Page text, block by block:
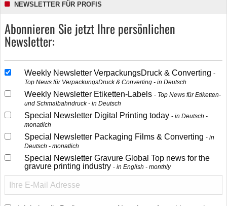
NEWSLETTER FÜR PROFIS
Abonnieren Sie jetzt Ihre persönlichen
Newsletter:
Weekly Newsletter VerpackungsDruck & Converting
Top News für VerpackungsDruck & Converting - in Deutsch
Weekly Newsletter Etiketten-Labels
Top News für Etiketten-
und Schmalbahndruck - in Deutsch
Special Newsletter Digital Printing today
in Deutsch -
monatlich
Special Newsletter Packaging Films & Converting
in
Deutsch - monatlich
Special Newsletter Gravure Global Top news for the
gravure printing industry
in English - monthly